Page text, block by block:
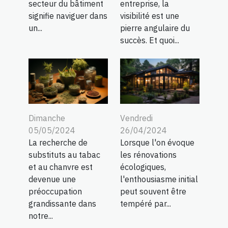
secteur du bâtiment
signifie naviguer dans
un...
entreprise, la
visibilité est une
pierre angulaire du
succès. Et quoi...
Dimanche
05/05/2024
La recherche de
substituts au tabac
et au chanvre est
devenue une
préoccupation
grandissante dans
notre...
Vendredi
26/04/2024
Lorsque l'on évoque
les rénovations
écologiques,
l'enthousiasme initial
peut souvent être
tempéré par...